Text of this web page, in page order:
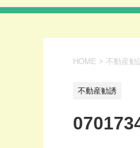
HOME > 不動産勧
不動産勧誘